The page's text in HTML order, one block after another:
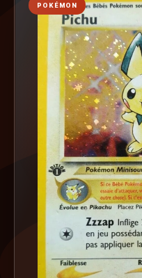
POKÉMON